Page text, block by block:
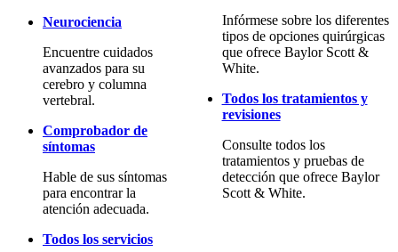
Neurociencia
Encuentre cuidados
avanzados para su
cerebro y columna
vertebral.
Comprobador de
síntomas
Hable de sus síntomas
para encontrar la
atención adecuada.
Todos los servicios
Infórmese sobre los diferentes
tipos de opciones quirúrgicas
que ofrece Baylor Scott &
White.
Todos los tratamientos y
revisiones
Consulte todos los
tratamientos y pruebas de
detección que ofrece Baylor
Scott & White.